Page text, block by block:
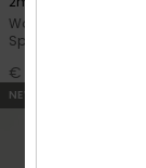
Women Black Long
Springsuit
€ 150,00
NEW